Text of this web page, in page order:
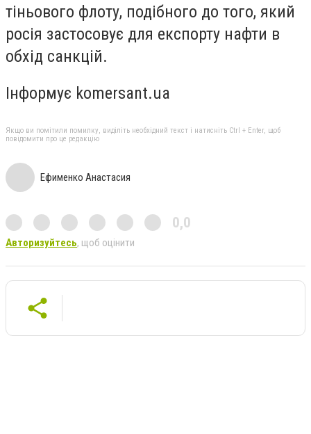
тіньового флоту, подібного до того, який
росія застосовує для експорту нафти в
обхід санкцій.
Інформує komersant.ua
Якщо ви помітили помилку, виділіть необхідний текст і натисніть Ctrl + Enter, щоб
повідомити про це редакцію
Ефименко Анастасия
0,0
Авторизуйтесь, щоб оцінити